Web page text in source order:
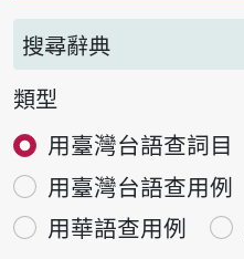
搜尋辭典
類型
用臺灣台語查詞目
用臺灣台語查用例
用華語查用例